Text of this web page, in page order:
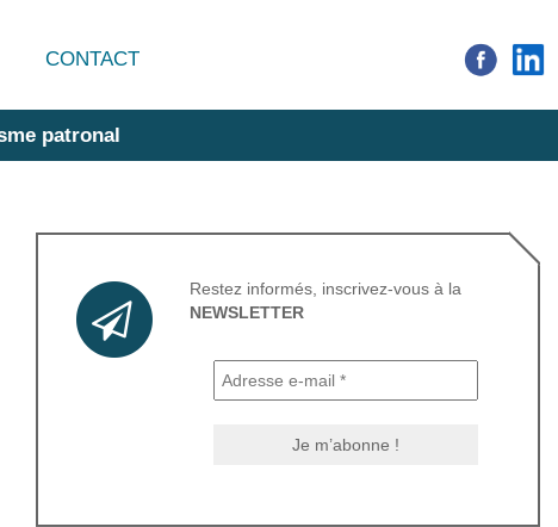
CONTACT
patronal
Restez informés, inscrivez-vous à la
NEWSLETTER